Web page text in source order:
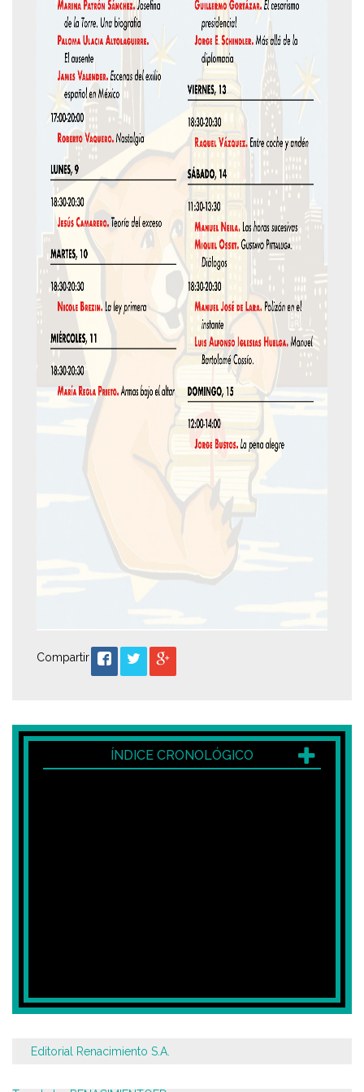
Compartir
ÍNDICE CRONOLÓGICO
Editorial Renacimiento S.A.